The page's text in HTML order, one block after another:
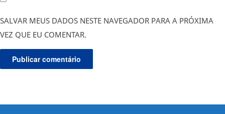
SALVAR MEUS DADOS NESTE NAVEGADOR PARA A PRÓXIMA
VEZ QUE EU COMENTAR.